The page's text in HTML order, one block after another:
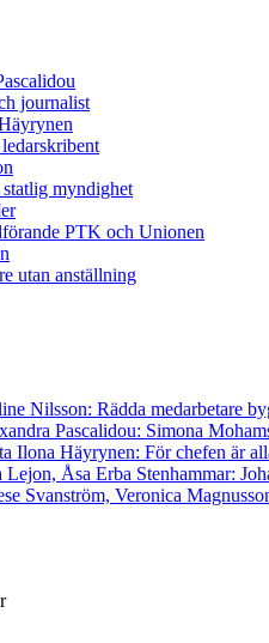
journalist
myndighet
PTK och Unionen
utan anställning
Nilsson: Rädda medarbetare
Pascalidou: Simona
Ilona Häyrynen: För chefen är
Lejon, Åsa Erba Stenhammar:
Svanström, Veronica